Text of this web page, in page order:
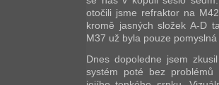
otočili jsme refraktor na
kromě jasných složek A-D
M37 už byla pouze
Dnes dopoledne jsem
systém poté bez